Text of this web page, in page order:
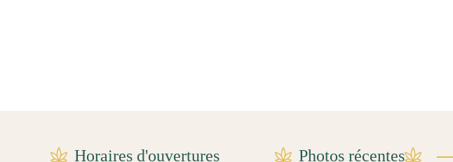
Horaires d'ouvertures Photos récentes